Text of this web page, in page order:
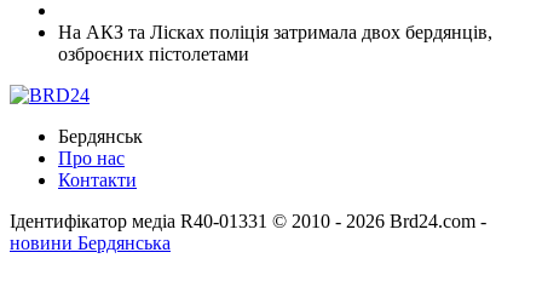
На АКЗ та Лісках поліція затримала двох бердянців,
озброєних пістолетами
Бердянськ
Про нас
Контакти
Ідентифікатор медіа R40-01331 © 2010 - 2026 Brd24.com -
новини Бердянська